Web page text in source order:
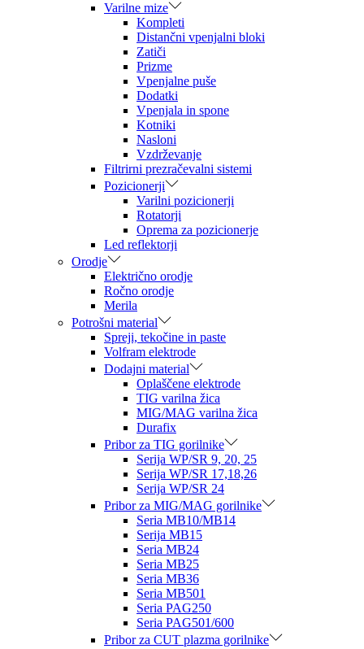
Varilne mize
Kompleti
Distančni vpenjalni bloki
Zatiči
Prizme
Vpenjalne puše
Dodatki
Vpenjala in spone
Kotniki
Nasloni
Vzdrževanje
Filtrirni prezračevalni sistemi
Pozicionerji
Varilni pozicionerji
Rotatorji
Oprema za pozicionerje
Led reflektorji
Orodje
Električno orodje
Ročno orodje
Merila
Potrošni material
Spreji, tekočine in paste
Volfram elektrode
Dodajni material
Oplaščene elektrode
TIG varilna žica
MIG/MAG varilna žica
Durafix
Pribor za TIG gorilnike
Serija WP/SR 9, 20, 25
Serija WP/SR 17,18,26
Serija WP/SR 24
Pribor za MIG/MAG gorilnike
Seria MB10/MB14
Serija MB15
Seria MB24
Seria MB25
Seria MB36
Seria MB501
Seria PAG250
Seria PAG501/600
Pribor za CUT plazma gorilnike